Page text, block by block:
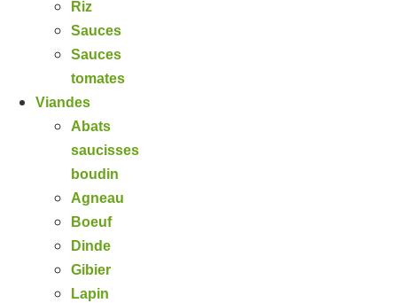
Riz
Sauces
Sauces
tomates
Viandes
Abats
saucisses
boudin
Agneau
Boeuf
Dinde
Gibier
Lapin